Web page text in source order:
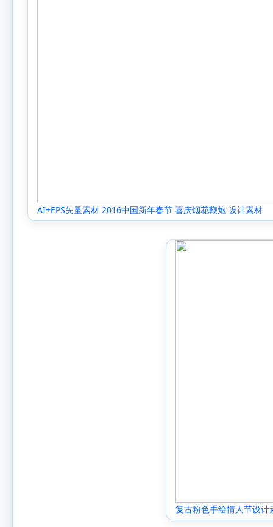
AI+EPS矢量素材 2016中国新年春节 喜庆烟花鞭炮 设计素材
[0004]
复古粉色手绘情人节设计
[0036]